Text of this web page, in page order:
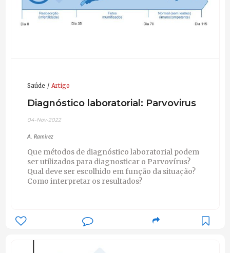
Saúde Artigo
Diagnóstico laboratorial: Parvovirus
04-Nov-2022
A. Ramirez
Que métodos de diagnóstico laboratorial podem
ser utilizados para diagnosticar o Parvovírus?
Qual deve ser escolhido em função da situação?
Como interpretar os resultados?